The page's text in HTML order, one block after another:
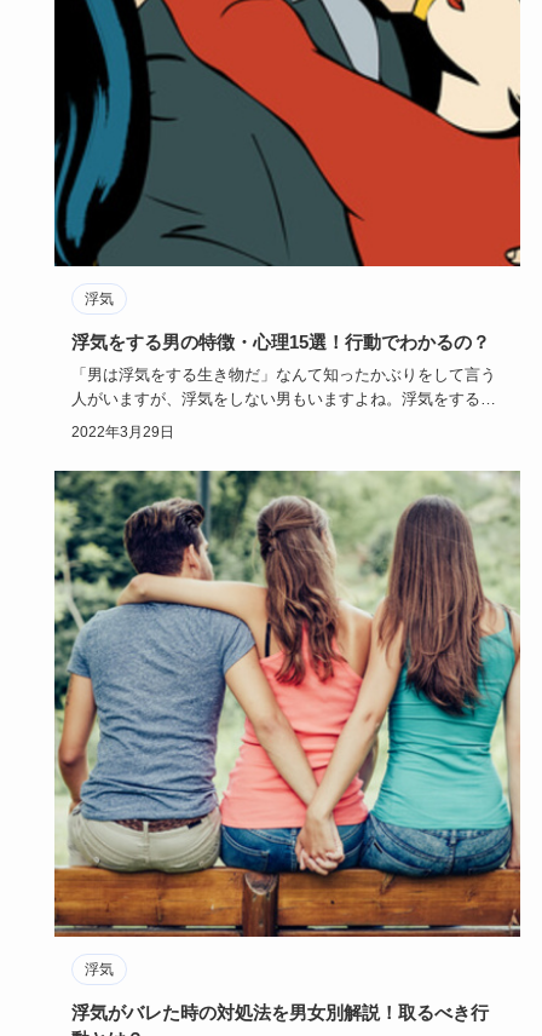
浮気
浮気をする男の特徴・心理15選！行動でわかるの？
「男は浮気をする生き物だ」なんて知ったかぶりをして言う
人がいますが、浮気をしない男もいますよね。浮気をする男
にはいったいど…
2022年3月29日
浮気
浮気がバレた時の対処法を男女別解説！取るべき行